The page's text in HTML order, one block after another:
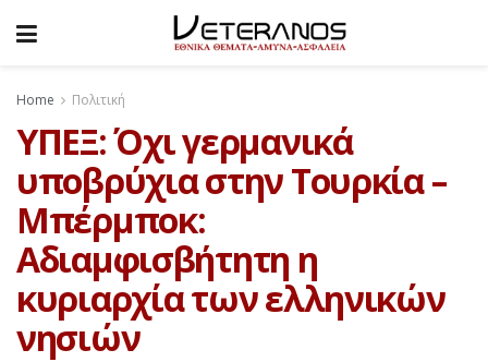
Home Πολιτική
ΥΠΕΞ: Όχι γερμανικά
υποβρύχια στην Τουρκία –
Μπέρμποκ:
Αδιαμφισβήτητη η
κυριαρχία των ελληνικών
νησιών